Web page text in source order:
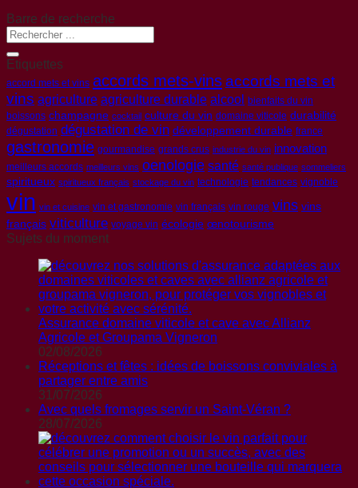
Barre de recherche
Etiquettes
accord mets et vins accords mets-vinsaccords mets et
vins agriculture agriculture durable alcool bienfaits du vin
boissons champagne cocktail culture du vin domaine viticole durabilité
dégustation dégustation de vin développement durable france
gastronomie gourmandise grands crus industrie du vin innovation
meilleurs accords meilleurs vins oenologie santé santé publique sommeliers
spiritueux spiritueux français stockage du vin technologie tendances vignoble
vin vin et cuisine vin et gastronomie vin français vin rouge vins vins
français viticulture voyage vin écologie œnotourisme
Sujets du moment
Assurance domaine viticole et cave avec Allianz
Agricole et Groupama Vigneron
02/08/2026
Réceptions et fêtes : idées de boissons conviviales à
partager entre amis
31/07/2026
Avec quels fromages servir un Saint-Véran ?
28/07/2026